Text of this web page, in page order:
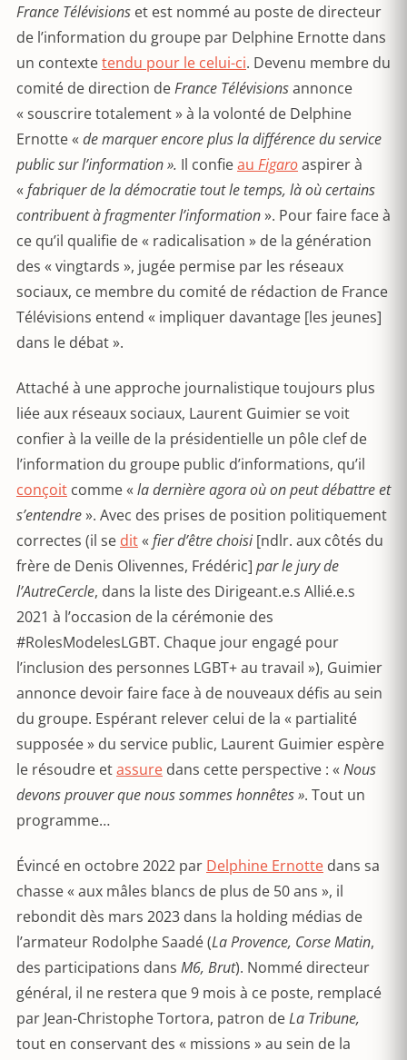
France Télévisions et est nommé au poste de directeur
de l’information du groupe par Delphine Ernotte dans
un contextetendu pour le celui-ci. Devenu membre du
comité de direction deFrance Télévisionsannonce
« souscrire totalement » à la volonté de Delphine
Ernotte « de marquer encore plus la différence du service
public sur l’information ». Il confieau Figaroaspirer à
« fabriquer de la démocratie tout le temps, là où certains
contribuent à fragmenter l’information». Pour faire face à
ce qu’il qualifie de « radicalisation » de la génération
des « vingtards », jugée permise par les réseaux
sociaux, ce membre du comité de rédaction de France
Télévisions entend « impliquer davantage [les jeunes]
dans le débat ».
Attaché à une approche journalistique toujours plus
liée aux réseaux sociaux, Laurent Guimier se voit
confier à la veille de la présidentielle un pôle clef de
l’information du groupe public d’informations, qu’il
conçoit comme « la dernière agora où on peut débattre et
s’entendre». Avec des prises de position politiquement
correctes (il se dit« fier d’être choisi [ndlr. aux côtés du
frère de Denis Olivennes, Frédéric] par le jury de
l’AutreCercle, dans la liste des Dirigeant.e.s Allié.e.s
2021 à l’occasion de la cérémonie des
#RolesModelesLGBT. Chaque jour engagé pour
l’inclusion des personnes LGBT+ au travail »), Guimier
annonce devoir faire face à de nouveaux défis au sein
du groupe. Espérant relever celui de la « partialité
supposée » du service public, Laurent Guimier espère
le résoudre etassure dans cette perspective : « Nous
devons prouver que nous sommes honnêtes ». Tout un
programme…
Évincé en octobre 2022 par Delphine Ernotte dans sa
chasse « aux mâles blancs de plus de 50 ans », il
rebondit dès mars 2023 dans la holding médias de
l’armateur Rodolphe Saadé (La Provence, Corse Matin,
des participations dans M6, Brut). Nommé directeur
général, il ne restera que 9 mois à ce poste, remplacé
par Jean-Christophe Tortora, patron deLa Tribune,
tout en conservant des « missions » au sein de la